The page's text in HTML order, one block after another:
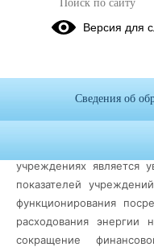
организационная,
Ключевой целью
учреждениях является
показателей
функционирования
расходования энергии
сокращение
Версия для
Сведения об